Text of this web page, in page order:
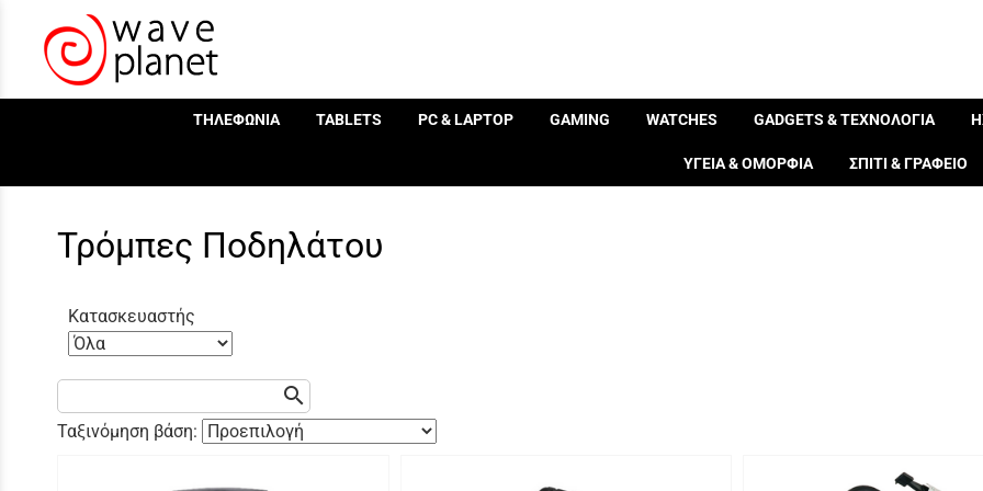
ΤΗΛΕΦΩΝΙΑ TABLETS PC & LAPTOP GAMING WATCHES GADGETS & ΤΕΧΝΟΛΟΓΙΑ
ΥΓΕΙΑ & ΟΜΟΡΦΙΑ ΣΠΙΤΙ & ΓΡΑΦΕΙΟ
Τρόμπες Ποδηλάτου
Κατασκευαστής
search
Ταξινόμηση βάση: